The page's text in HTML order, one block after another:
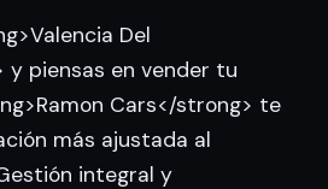
Del
y piensas en vender tu
Cars</strong> te
más ajustada al
integral y